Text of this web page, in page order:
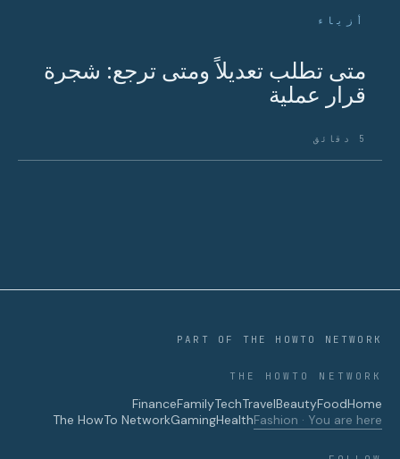
أزياء
متى تطلب تعديلاً ومتى ترجع: شجرة
قرار عملية
5 دقائق
PART OF THE HOWTO NETWORK
THE HOWTO NETWORK
Home
Food
Beauty
Travel
Tech
Family
Finance
Fashion · You are here
Health
Gaming
The HowTo Network